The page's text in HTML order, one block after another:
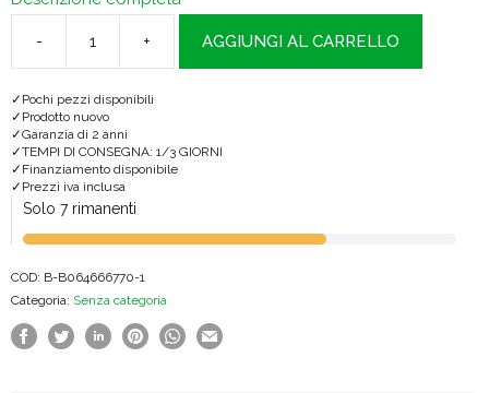
-
index)
+ AGGIUNGI AL CARRELLO
Pochi pezzi disponibili
Prodotto nuovo
Garanzia di 2 anni
TEMPI DI CONSEGNA: 1/3 GIORNI
Finanziamento disponibile
Prezzi iva inclusa
Solo 7 rimanenti
COD: B-B064666770-1
Categoria: Senza categoria